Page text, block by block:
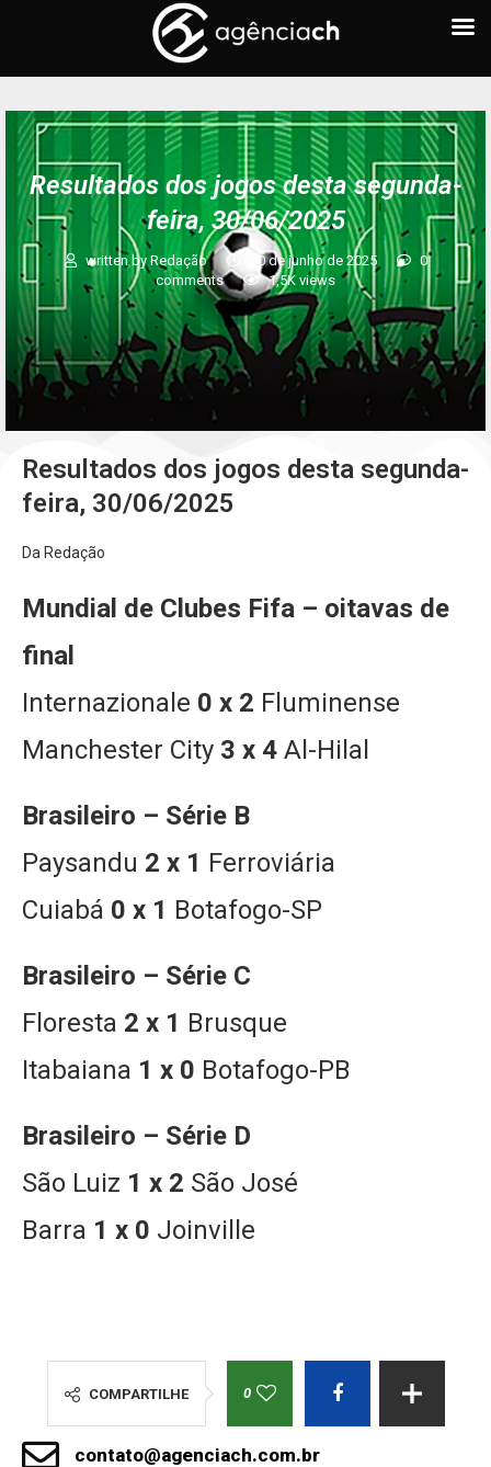
Resultados dos jogos desta segunda-
feira, 30/06/2025
written by Redação 30 de junho de 2025
0
comments
1,5K views
Resultados dos jogos desta segunda-
feira, 30/06/2025
Da Redação
Mundial de Clubes Fifa – oitavas de
final
Internazionale 0 x 2 Fluminense
Manchester City 3 x 4 Al-Hilal
Brasileiro – Série B
Paysandu 2 x 1 Ferroviária
Cuiabá 0 x 1 Botafogo-SP
Brasileiro – Série C
Floresta 2 x 1 Brusque
Itabaiana 1 x 0 Botafogo-PB
Brasileiro – Série D
São Luiz 1 x 2 São José
Barra 1 x 0 Joinville
COMPARTILHE 0
contato@agenciach.com.br